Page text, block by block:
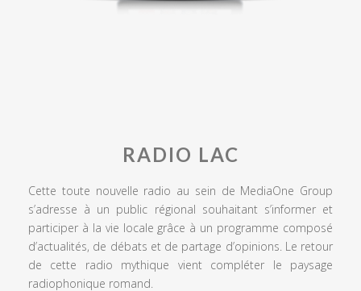
RADIO LAC
Cette toute nouvelle radio au sein de MediaOne Group
s’adresse à un public régional souhaitant s’informer et
participer à la vie locale grâce à un programme composé
d’actualités, de débats et de partage d’opinions. Le retour
de cette radio mythique vient compléter le paysage
radiophonique romand.